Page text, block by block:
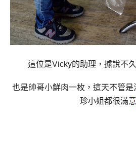
這位是Vicky的助理，據說不
也是帥哥小鮮肉一枚，這天不管
珍小姐都很滿意